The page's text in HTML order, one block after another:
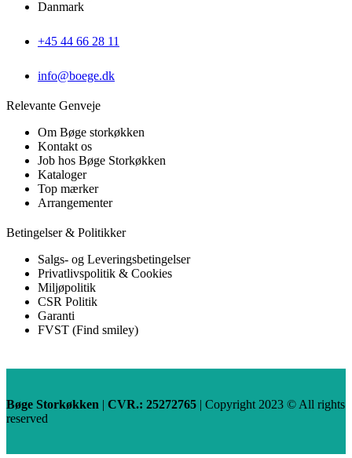
Danmark
+45 44 66 28 11
info@boege.dk
Relevante Genveje
Om Bøge storkøkken
Kontakt os
Job hos Bøge Storkøkken
Kataloger
Top mærker
Arrangementer
Betingelser & Politikker
Salgs- og Leveringsbetingelser
Privatlivspolitik & Cookies
Miljøpolitik
CSR Politik
Garanti
FVST (Find smiley)
Bøge Storkøkken | CVR.: 25272765 | Copyright2023 © All rights
reserved